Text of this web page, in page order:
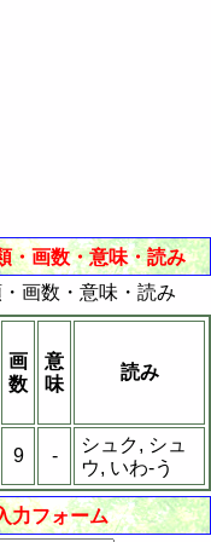
・画数・意味・読み
画数・意味・読み
画
数
意
味
読み
9 -
シュク, シュ
ウ, いわ-う
力フォーム